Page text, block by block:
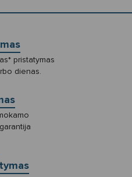
pristatymas
dienas.